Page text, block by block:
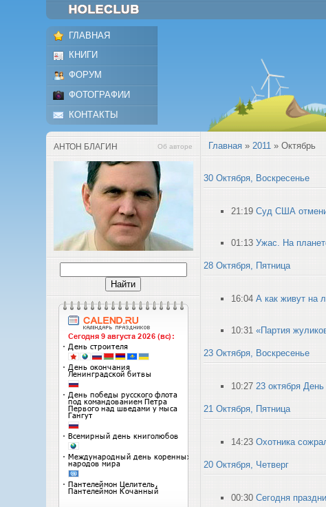
ГЛАВНАЯ
КНИГИ
ФОРУМ
ФОТОГРАФИИ
КОНТАКТЫ
АНТОН БЛАГИН Об авторе Главная »2011 » Октябрь
30 Октября, Воскресенье
21:19 Суд США
01:13 Ужас. На
28 Октября, Пятница
16:04 А как живут на
10:31 «Партия
23 Октября, Воскресенье
10:27 23 октября
21 Октября, Пятница
14:23 Охотника
20 Октября, Четверг
00:30 Сегодня